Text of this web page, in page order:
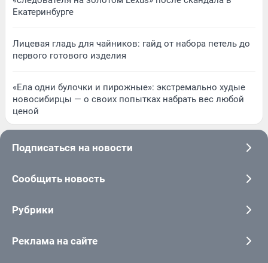
Екатеринбурге
Лицевая гладь для чайников: гайд от набора петель до
первого готового изделия
«Ела одни булочки и пирожные»: экстремально худые
новосибирцы — о своих попытках набрать вес любой
ценой
Подписаться на новости
Сообщить новость
Рубрики
Реклама на сайте